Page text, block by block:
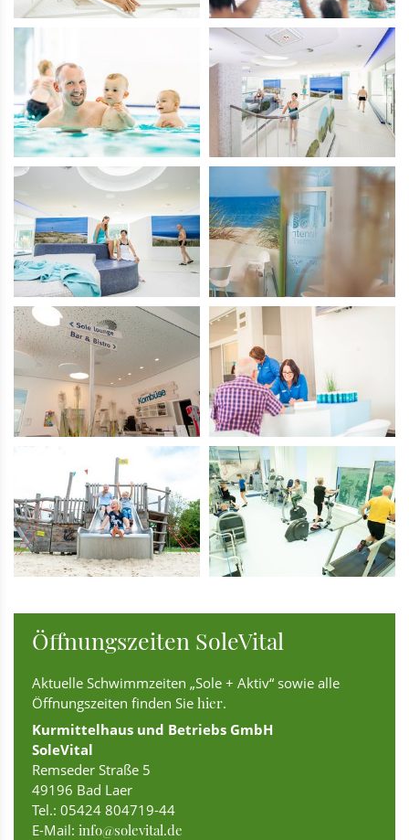
Öffnungszeiten SoleVital
Aktuelle Schwimmzeiten „Sole + Aktiv“ sowie alle
Öffnungszeiten finden Sie hier.
Kurmittelhaus und Betriebs GmbH
SoleVital
Remseder Straße 5
49196 Bad Laer
Tel.: 05424 804719-44
E-Mail: info@solevital.de